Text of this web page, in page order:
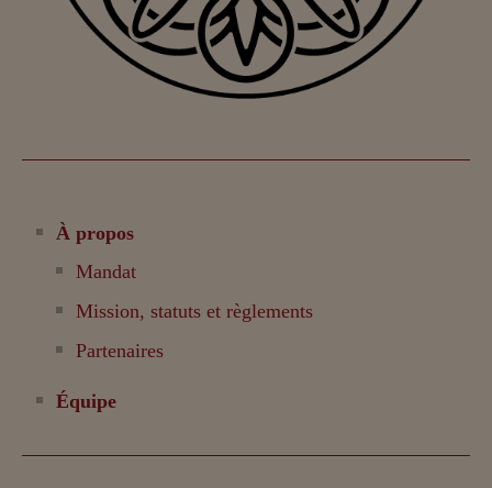
À propos
Mandat
Mission, statuts et règlements
Partenaires
Équipe